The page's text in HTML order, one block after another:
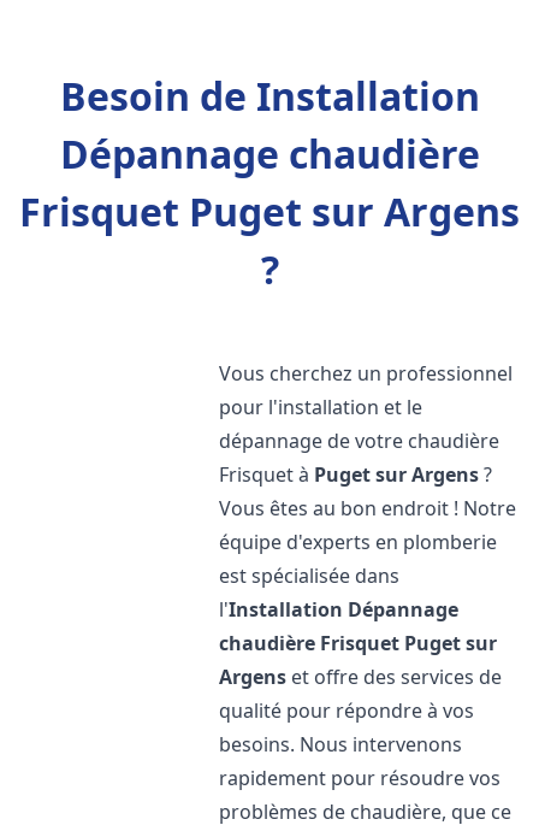
Besoin de Installation
Dépannage chaudière
Frisquet Puget sur Argens
?
Vous cherchez un professionnel
pour l'installation et le
dépannage de votre chaudière
Frisquet à Puget sur Argens?
Vous êtes au bon endroit ! Notre
équipe d'experts en plomberie
est spécialisée dans
l'Installation Dépannage
chaudière Frisquet Puget sur
Argens et offre des services de
qualité pour répondre à vos
besoins. Nous intervenons
rapidement pour résoudre vos
problèmes de chaudière, que ce